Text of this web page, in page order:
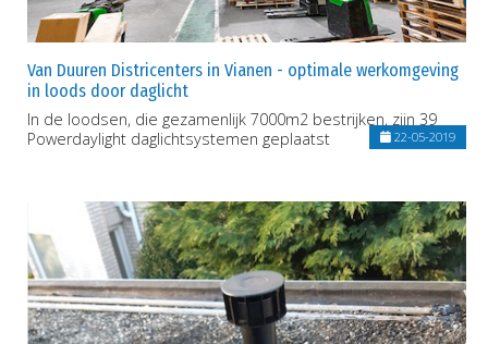
Van Duuren Districenters in Vianen - optimale werkomgeving
in loods door daglicht
In de loodsen, die gezamenlijk 7000m2 bestrijken, zijn 39
Powerdaylight daglichtsystemen geplaatst
22-05-2019